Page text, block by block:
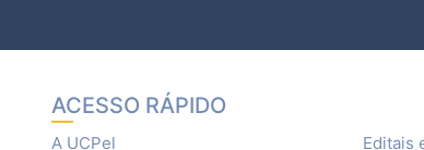
ACESSO RÁPIDO
A UCPel Editais